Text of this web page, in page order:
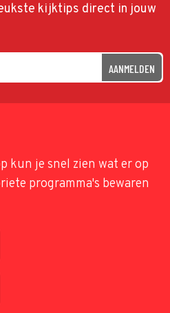
kijktips direct in jouw
AANMELDEN
kun je snel zien wat er op
programma's bewaren